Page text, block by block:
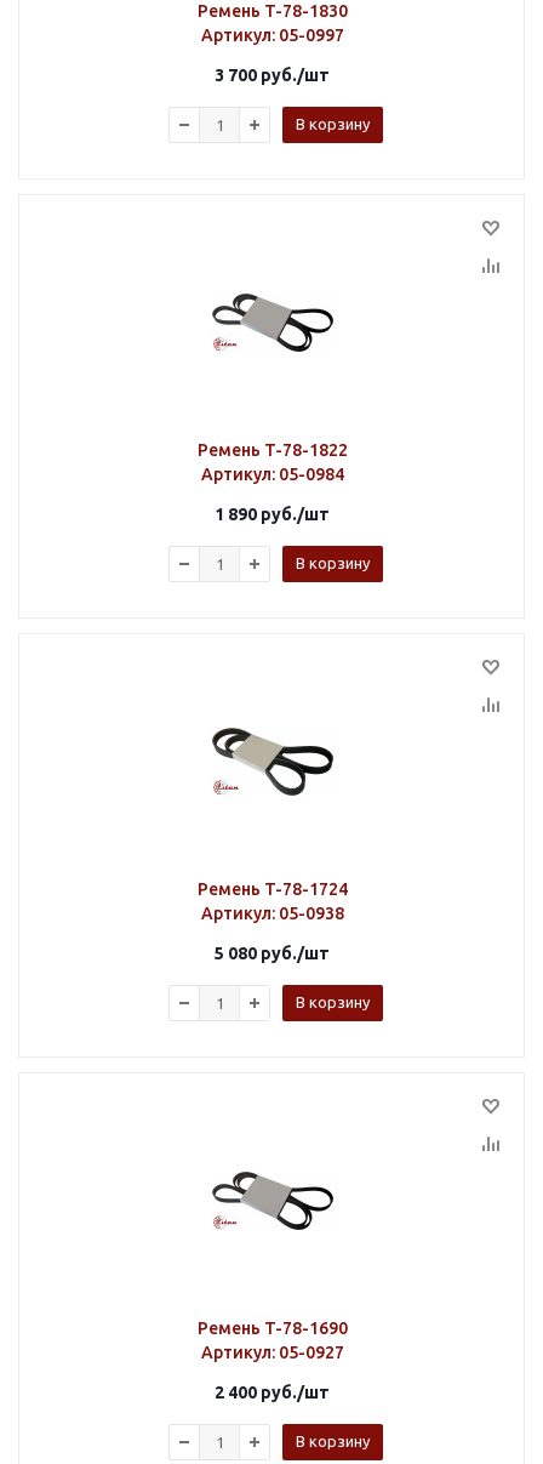
Ремень T-78-1830
Артикул: 05-0997
3 700 руб./шт
В корзину
Ремень T-78-1822
Артикул: 05-0984
1 890 руб./шт
В корзину
Ремень T-78-1724
Артикул: 05-0938
5 080 руб./шт
В корзину
Ремень T-78-1690
Артикул: 05-0927
2 400 руб./шт
В корзину